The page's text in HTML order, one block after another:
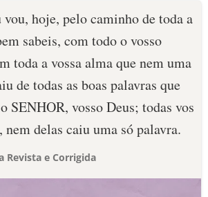
vou, hoje, pelo caminho de toda a
sabeis, com todo o vosso
toda a vossa alma que nem uma
de todas as boas palavras que
SENHOR, vosso Deus; todas vos
nem delas caiu uma só palavra.
Revista e Corrigida